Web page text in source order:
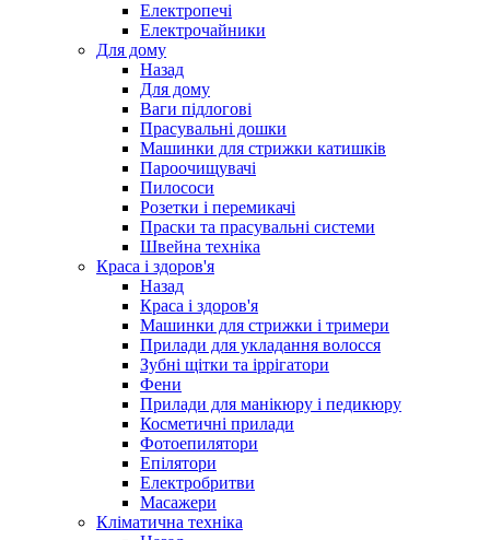
Електропечі
Електрочайники
Для дому
Назад
Для дому
Ваги підлогові
Прасувальні дошки
Машинки для стрижки катишків
Пароочищувачі
Пилососи
Розетки і перемикачі
Праски та прасувальні системи
Швейна техніка
Краса і здоров'я
Назад
Краса і здоров'я
Машинки для стрижки і тримери
Прилади для укладання волосся
Зубні щітки та іррігатори
Фени
Прилади для манікюру і педикюру
Косметичні прилади
Фотоепилятори
Епілятори
Електробритви
Масажери
Кліматична техніка